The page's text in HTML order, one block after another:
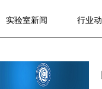
实验室新闻 行业